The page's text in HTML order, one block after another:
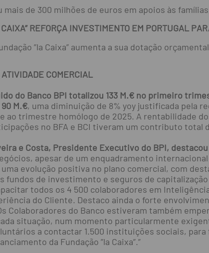
mais de 300 milhões de euros em apoios às
REFORÇA INVESTIMENTO EM PORTUGAL
”la Caixa” aumenta a sua dotação
COMERCIAL
do Banco BPI totalizou 133 M.€ no primeiro
M.€, uma diminuição de 8% yoy justificada pela
ao trimestre homólogo de 2025. A rentabilidade
no BFA e BCI tiveram um contributo total
e Costa, Presidente Executivo do BPI, destacou
apesar de um enquadramento
evolução positiva no plano comercial, com
fundos de investimento e seguros de
todos os 4 500 colaboradores em
do Cliente. Destaco ainda o forte
Colaboradores do Banco estiveram também
situação, num momento particularmente
a contactar 1.500 instituições sociais,
da Fundação ”la Caixa”.”